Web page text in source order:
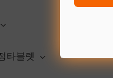
타블렛